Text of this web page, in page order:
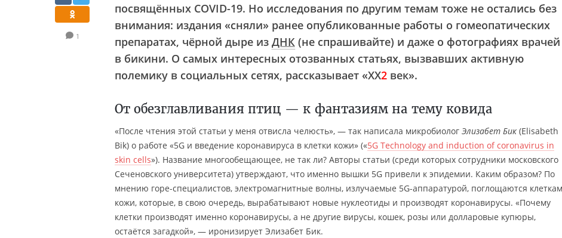
1
посвящённых COVID-19. Но исследования по другим темам тоже не остались без
внимания: издания «сняли» ранее опубликованные работы о гомеопатических
препаратах, чёрной дыре из ДНК (не спрашивайте) и даже о фотографиях врачей
в бикини. О самых интересных отозванных статьях, вызвавших активную
полемику в социальных сетях, рассказывает «XX2 век».
От обезглавливания птиц — к фантазиям на тему ковида
«После чтения этой статьи у меня отвисла челюсть», — так написала микробиолог Элизабет Бик (Elisabeth
Bik) о работе «5G и введение коронавируса в клетки кожи» («5G Technology and induction of coronavirus in
skin cells»). Название многообещающее, не так ли? Авторы статьи (среди которых сотрудники московского
Сеченовского университета) утверждают, что именно вышки 5G привели к эпидемии. Каким образом? По
мнению горе-специалистов, электромагнитные волны, излучаемые 5G-аппаратурой, поглощаются
кожи, которые, в свою очередь, вырабатывают новые нуклеотиды и производят коронавирусы. «Почему
клетки производят именно коронавирусы, а не другие вирусы, кошек, розы или долларовые купюры,
остаётся загадкой», — иронизирует Элизабет Бик.